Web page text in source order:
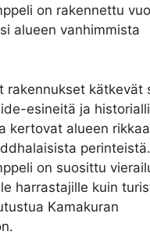
on rakennettu
alueen vanhimmista
rakennukset kätkevät
esineitä ja
kertovat alueen
perinteistä.
on suosittu
harrastajille kuin
Kamakuran